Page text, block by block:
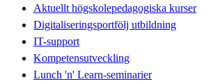
Aktuellt högskolepedagogiska kurser
Digitaliseringsportfölj utbildning
IT-support
Kompetensutveckling
Lunch 'n' Learn-seminarier